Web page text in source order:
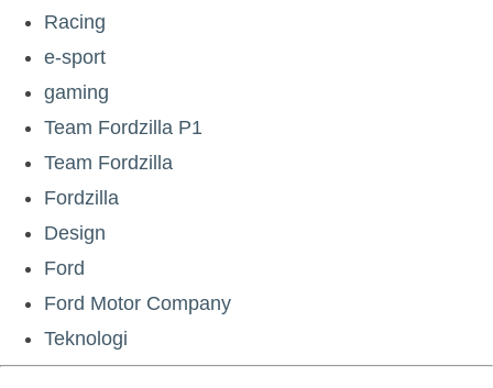
Racing
e-sport
gaming
Team Fordzilla P1
Team Fordzilla
Fordzilla
Design
Ford
Ford Motor Company
Teknologi